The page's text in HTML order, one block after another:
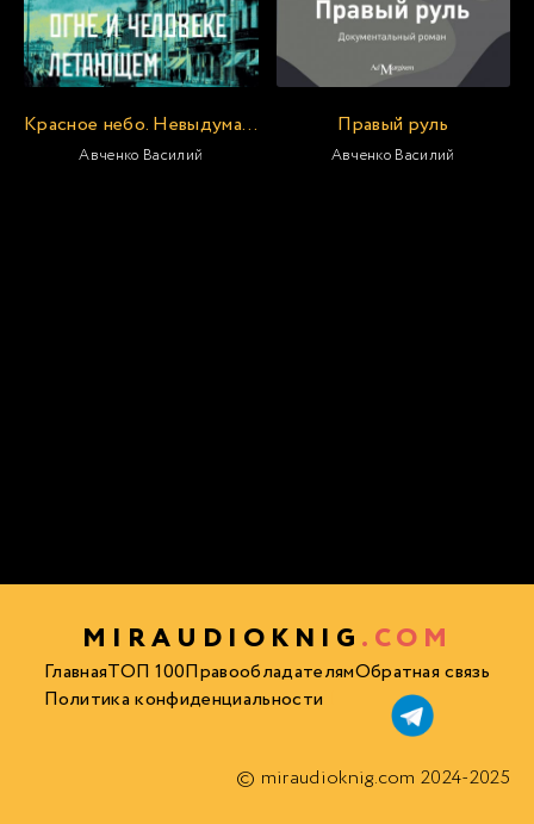
Красное небо. Невыдуманные истории о земле, огне и человеке летающем
Авченко Василий
Правый руль
Авченко Василий
MIRAUDIOKNIG .COM
ГлавнаяТОП 100ПравообладателямОбратная связь
Политика конфиденциальности
© miraudioknig.com 2024-2025